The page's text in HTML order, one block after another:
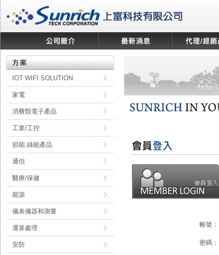
IOT WIFI SOLUTION
家電
消費類電子產品
工業/工控
節能.綠能產品
通信
醫療/保健
能源
儀表儀器和測量
運算處理
安防
帳號
密碼